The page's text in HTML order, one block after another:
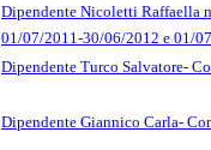
Dipendente Nicoletti Raffaella
01/07/2011-30/06/2012 e 01/
Dipendente Turco Salvatore-
Dipendente Giannico Carla-